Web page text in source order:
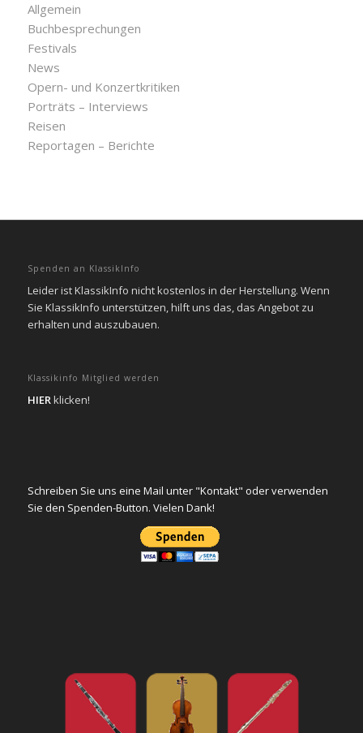
Allgemein
Buchbesprechungen
Festivals
News
Opern- und Konzertkritiken
Porträts – Interviews
Reisen
Reportagen – Berichte
Spenden an KlassikInfo
Leider ist KlassikInfo nicht kostenlos in der Herstellung. Wenn
Sie KlassikInfo unterstützen, hilft uns das, das Angebot zu
erhalten und auszubauen.
Klassikinfo Mitglied werden
HIERklicken!
Schreiben Sie uns eine Mail unter "Kontakt" oder verwenden
Sie den Spenden-Button. Vielen Dank!